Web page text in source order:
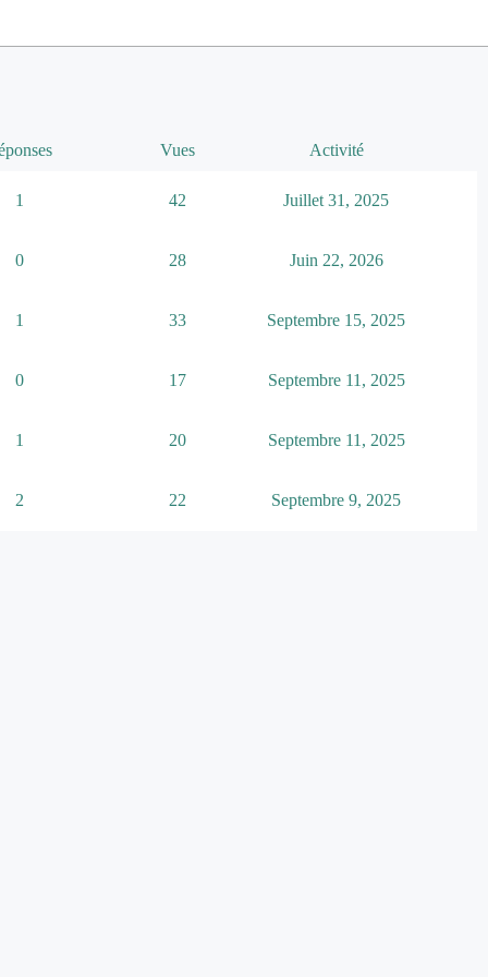
Vues Activité
1 42 Juillet 31, 2025
0 28 Juin 22, 2026
1 33 Septembre 15, 2025
0 17 Septembre 11, 2025
1 20 Septembre 11, 2025
2 22 Septembre 9, 2025